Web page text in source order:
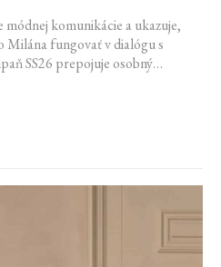
komunikácie a ukazuje,
Milána fungovať v dialógu s
SS26 prepojuje osobný
a zdieľame. Zároveň
medzi módou, digitálnym
mladej generácie.